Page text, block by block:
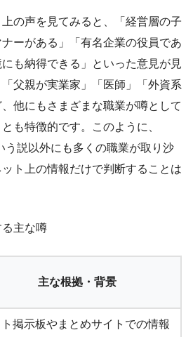
の声を見てみると、「経営層の子
ーがある」「有名企業の役員であ
も納得できる」といった意見が見
父親が実業家」「医師」「外資系
他にもさまざまな職業が噂として
も特徴的です。このように、
う説以外にも多くの職業が取り沙
ト上の情報だけで判断することは
主な噂
主な根拠・背景
掲示板やまとめサイトでの情報